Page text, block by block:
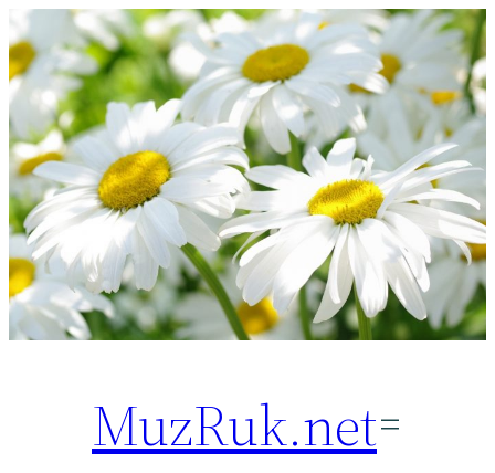
Перейти
к
содержимому
MuzRuk.net